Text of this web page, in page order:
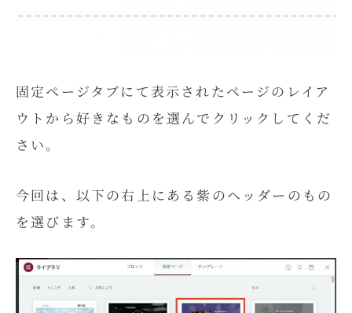
固定ページタブにて表示されたページのレイア
ウトから好きなものを選んでクリックしてくだ
さい。
今回は、以下の右上にある紫のヘッダーのもの
を選びます。